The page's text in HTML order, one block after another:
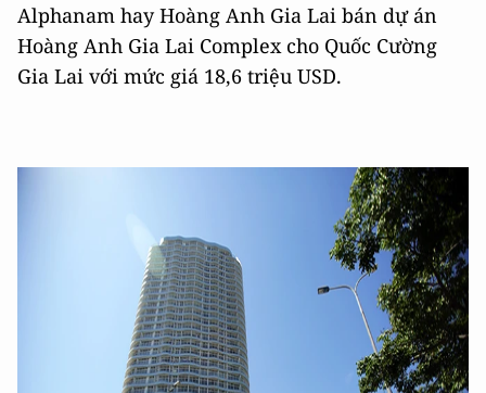
Alphanam hay Hoàng Anh Gia Lai bán dự án
Hoàng Anh Gia Lai Complex cho Quốc Cường
Gia Lai với mức giá 18,6 triệu USD.